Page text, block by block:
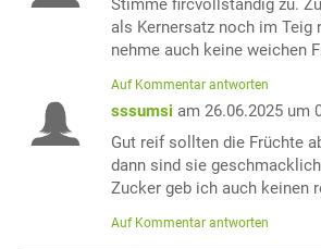
Stimme fircvollständig zu.
als Kernersatz noch im Teig
nehme auch keine weichen
Auf Kommentar antworten
sssumsi am 26.06.2025 um
Gut reif sollten die Früchte
dann sind sie
Zucker geb ich auch keinen
Auf Kommentar antworten